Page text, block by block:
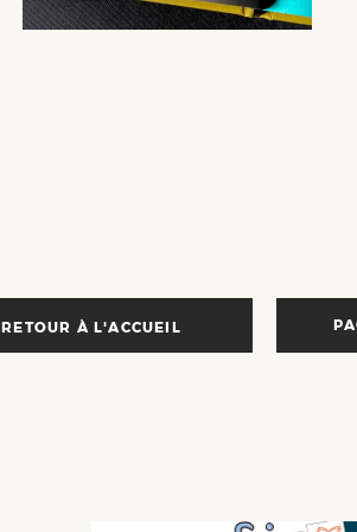
RETOUR À L'ACCUEIL